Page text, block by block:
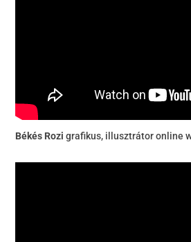
Békés Rozi grafikus, illusztrátor online